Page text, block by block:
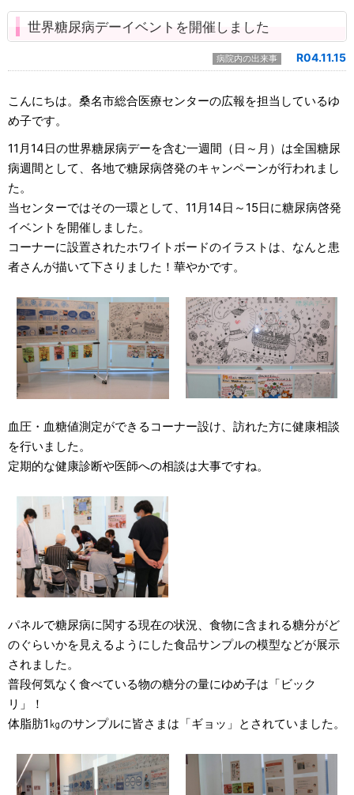
世界糖尿病デーイベントを開催しました
病院内の出来事 R04.11.15
こんにちは。桑名市総合医療センターの広報を担当しているゆ
め子です。
11月14日の世界糖尿病デーを含む一週間（日～月）は全国糖尿
病週間として、各地で糖尿病啓発のキャンペーンが行われまし
た。
当センターではその一環として、11月14日～15日に糖尿病啓発
イベントを開催しました。
コーナーに設置されたホワイトボードのイラストは、なんと患
者さんが描いて下さりました！華やかです。
血圧・血糖値測定ができるコーナー設け、訪れた方に健康相談
を行いました。
定期的な健康診断や医師への相談は大事ですね。
パネルで糖尿病に関する現在の状況、食物に含まれる糖分がど
のぐらいかを見えるようにした食品サンプルの模型などが展示
されました。
普段何気なく食べている物の糖分の量にゆめ子は「ビック
リ」！
体脂肪1㎏のサンプルに皆さまは「ギョッ」とされていました。